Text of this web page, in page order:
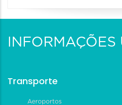
INFORMAÇÕES
Transporte
Aeroportos